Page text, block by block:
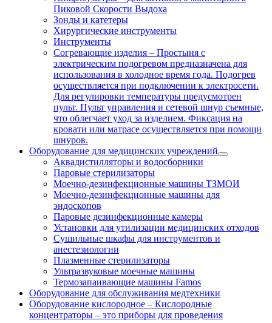
Пиковой Скорости Выдоха
Зонды и катетеры
Хирургические инструменты
Инструменты
Согревающие изделия – Простыня с
электрическим подогревом предназначена для
использования в холодное время года. Подогрев
осуществляется при подключении к электросети.
Для регулировки температуры предусмотрен
пульт. Пульт управления и сетевой шнур съемные,
что облегчает уход за изделием. Фиксация на
кровати или матрасе осуществляется при помощи
шнуров.
Оборудование для медицинских учреждений
Аквадистилляторы и водосборники
Паровые стерилизаторы
Моечно-дезинфекционные машины ТЗМОИ
Моечно-дезинфекционные машины для
эндоскопов
Паровые дезинфекционные камеры
Установки для утилизации медицинских отходов
Сушильные шкафы для инструментов и
анестезиологии
Плазменные стерилизаторы
Ультразвуковые моечные машины
Термозапаивающие машины Famos
Оборудование для обслуживания медтехники
Оборудование кислородное – Кислородные
концентраторы – это приборы для проведения